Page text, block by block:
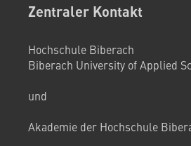
Zentraler Kontakt
Hochschule Biberach
Biberach University of Applied
und
Akademie der Hochschule